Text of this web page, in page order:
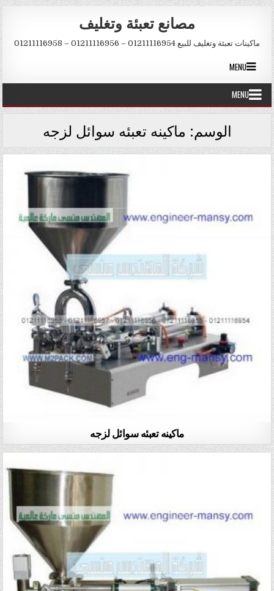
Skip to content
مصانع تعبئة وتغليف
ماكينات تعبئة وتغليف للبيع 01211116954 – 01211116956 – 01211116958
MENU
MENU
الوسم: ماكينه تعبئه سوائل لزجه
ماكينه تعبئه سوائل لزجه